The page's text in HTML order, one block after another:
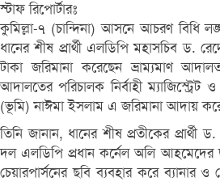
স্টাফ রিপোর্টারঃ
কুমিল্লা-৭ (চান্দিনা) আসনে আচরণ বিধি
ধানের শীষ প্রার্থী এলডিপি মহাসচিব ড.
টাকা জরিমানা করেছেন ভ্রাম্যমাণ
আদালতের পরিচালক নির্বাহী
(ভূমি) নাঈমা ইসলাম এ জরিমানা আদায়
তিনি জানান, ধানের শীষ প্রতীকের
দল এলডিপি প্রধান কর্নেল অলি আহমেদের
চেয়ারপার্সনের ছবি ব্যবহার করে ব্যানার